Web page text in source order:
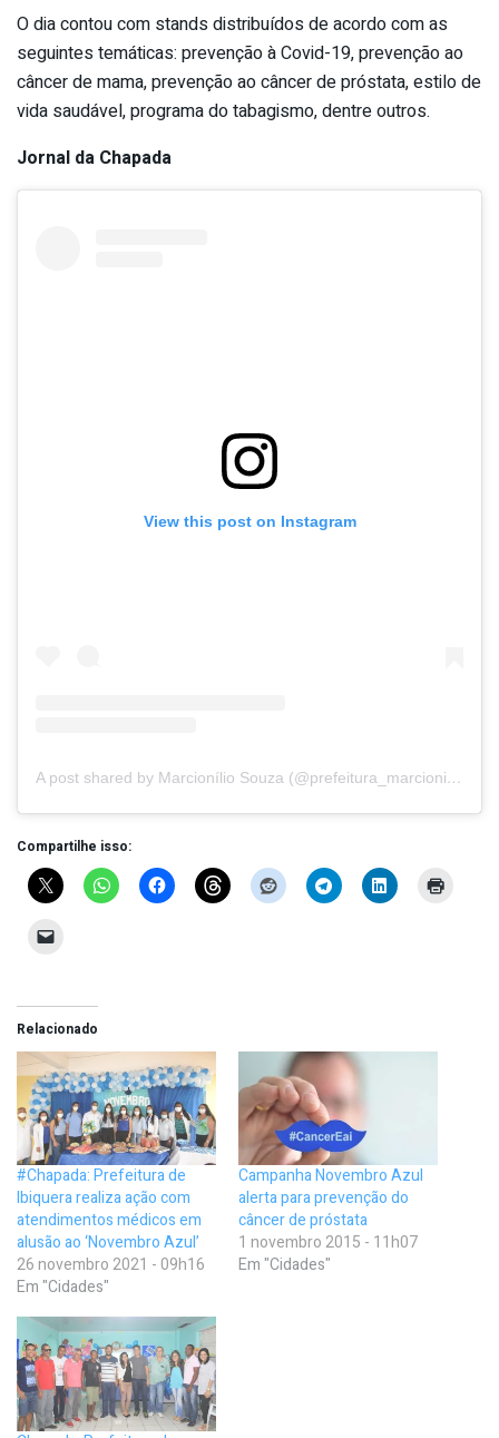
O dia contou com stands distribuídos de acordo com as
seguintes temáticas: prevenção à Covid-19, prevenção ao
câncer de mama, prevenção ao câncer de próstata, estilo de
vida saudável, programa do tabagismo, dentre outros.
Jornal da Chapada
View this post on Instagram
A post shared by Marcionílio Souza (@prefeitura_marcioniliosouza)
Compartilhe isso:
Relacionado
#Chapada: Prefeitura de
Ibiquera realiza ação com
atendimentos médicos em
alusão ao ‘Novembro Azul’
26 novembro 2021 - 09h16
Em "Cidades"
Campanha Novembro Azul
alerta para prevenção do
câncer de próstata
1 novembro 2015 - 11h07
Em "Cidades"